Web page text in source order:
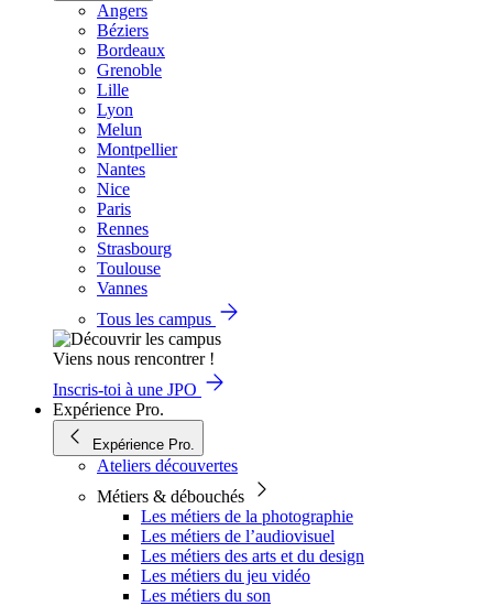
Angers
Béziers
Bordeaux
Grenoble
Lille
Lyon
Melun
Montpellier
Nantes
Nice
Paris
Rennes
Strasbourg
Toulouse
Vannes
Tous les campus
Viens nous rencontrer !
Inscris-toi à une JPO
Expérience Pro.
Expérience Pro.
Ateliers découvertes
Métiers & débouchés
Les métiers de la photographie
Les métiers de l’audiovisuel
Les métiers des arts et du design
Les métiers du jeu vidéo
Les métiers du son